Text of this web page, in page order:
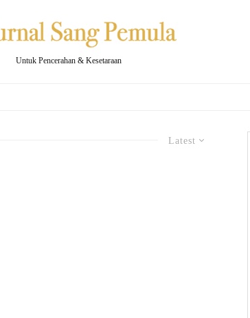
Untuk Pencerahan & Kesetaraan
Latest